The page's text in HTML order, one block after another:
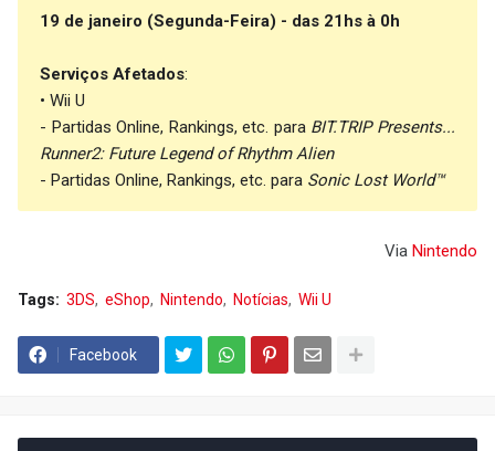
19 de janeiro (Segunda-Feira) - das 21hs à 0h
Serviços Afetados:
• Wii U
- Partidas Online, Rankings, etc. para BIT.TRIP Presents...
Runner2: Future Legend of Rhythm Alien
- Partidas Online, Rankings, etc. para Sonic Lost World™
Via Nintendo
Tags: 3DS eShop Nintendo Notícias Wii U
Facebook